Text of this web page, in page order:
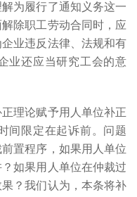
为履行了通知义务这一
除职工劳动合同时，应
业违反法律、法规和有
业还应当研究工会的意
理论赋予用人单位补正
间限定在起诉前。问题
置程序，如果用人单位
如果用人单位在仲裁过
？我们认为，本条将补